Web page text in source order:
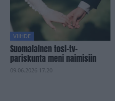
VIIHDE
Suomalainen tosi-tv-
pariskunta meni naimisiin
09.06.2026 17.20